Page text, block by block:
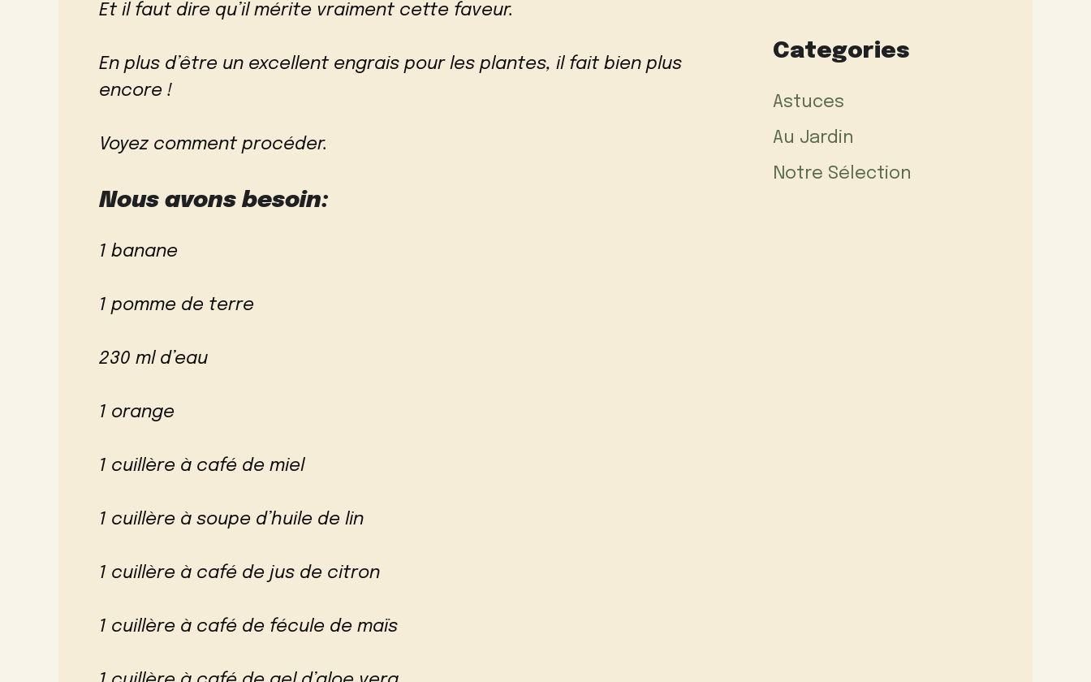
Et il faut dire qu’il mérite vraiment cette faveur.
En plus d’être un excellent engrais pour les plantes, il fait bien plus
encore !
Voyez comment procéder.
Nous avons besoin:
1 banane
1 pomme de terre
230 ml d’eau
1 orange
1 cuillère à café de miel
1 cuillère à soupe d’huile de lin
1 cuillère à café de jus de citron
1 cuillère à café de fécule de maïs
Categories
Astuces
Au Jardin
Notre Sélection